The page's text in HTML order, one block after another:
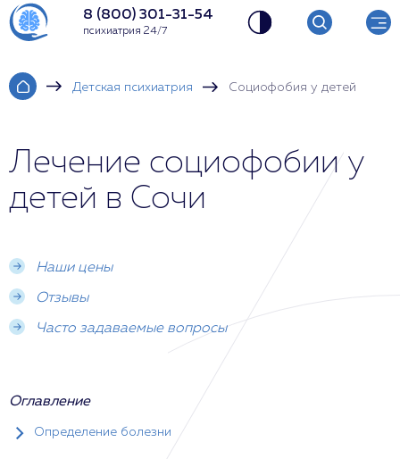
8 (800) 301-31-54
психиатрия 24/7
Детская психиатрия Социофобия у детей
Лечение социофобии у
детей в Сочи
Наши цены
Отзывы
Часто задаваемые вопросы
Оглавление
Определение болезни